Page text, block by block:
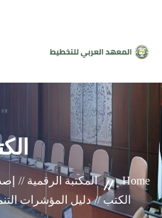
الرئيسية
من نحن
خدماتنا
Home المكتبة الرقمية //
الكتب // دليل المؤشرات